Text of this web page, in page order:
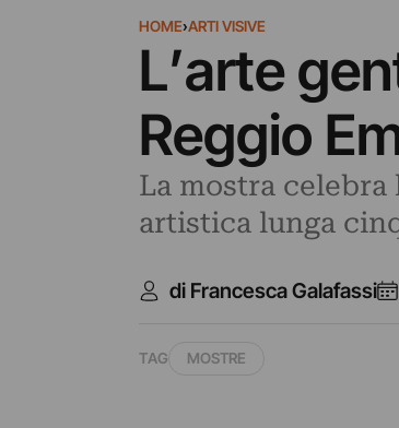
HOME›ARTI VISIVE
L’arte
Reggio
La mostra celebra
artistica lunga
di Francesca Galafassi
TAG MOSTRE